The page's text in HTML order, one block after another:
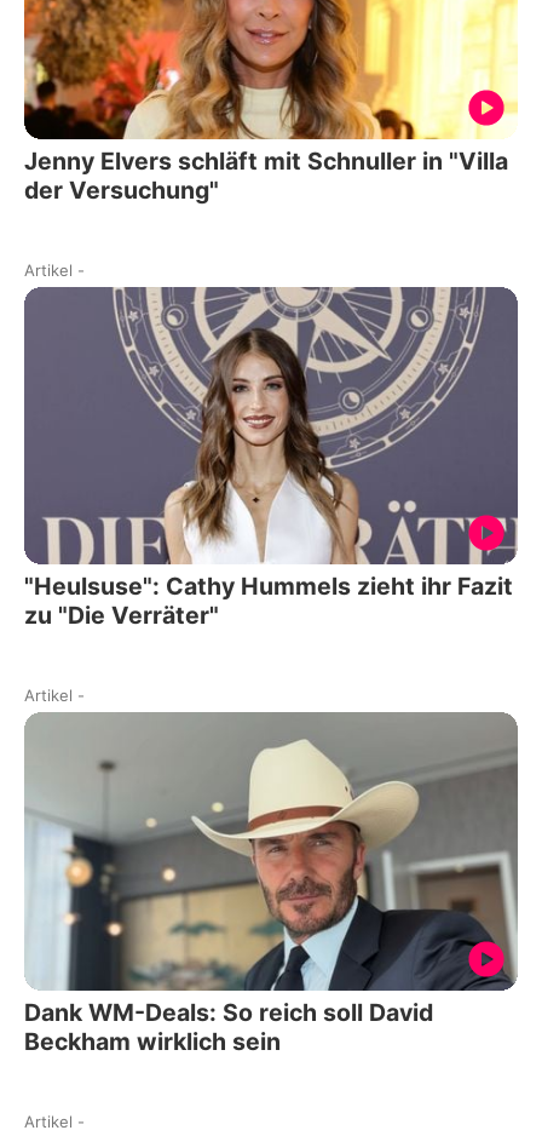
Jenny Elvers schläft mit Schnuller in "Villa
der Versuchung"
Artikel -
"Heulsuse": Cathy Hummels zieht ihr Fazit
zu "Die Verräter"
Artikel -
Dank WM-Deals: So reich soll David
Beckham wirklich sein
Artikel -